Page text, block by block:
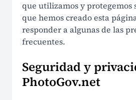
Cómo funciona
LEGAL
Condiciones de uso
Política de privacidad
que utilizamos y protegemos
que hemos creado esta
responder a algunas de las
frecuentes.
Seguridad y
PhotoGov.net